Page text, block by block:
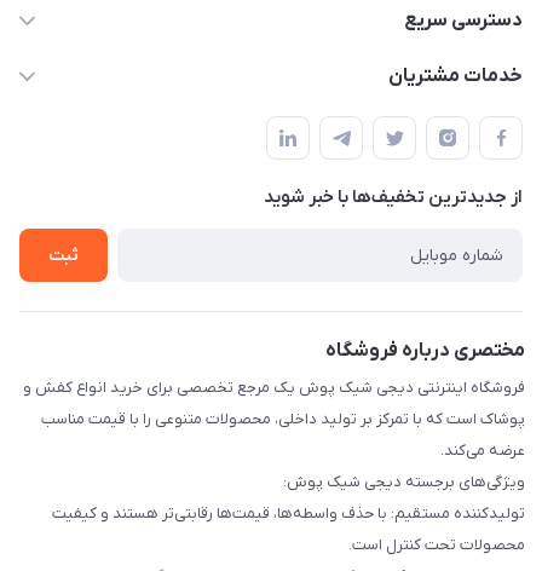
02156862270
دسترسی سریع
حساب کاربری
لیست محصولات
درباره ما
خدمات مشتریان
قوانین و مقررات
حریم خصوصی
راهنما
از جدید‌ترین تخفیف‌ها با‌ خبر شوید
ثبت
مختصری درباره فروشگاه
فروشگاه اینترنتی دیجی شیک پوش یک مرجع تخصصی برای خرید انواع کفش و
پوشاک است که با تمرکز بر تولید داخلی، محصولات متنوعی را با قیمت مناسب
عرضه می‌کند.
ویژگی‌های برجسته دیجی شیک پوش:
تولیدکننده مستقیم: با حذف واسطه‌ها، قیمت‌ها رقابتی‌تر هستند و کیفیت
محصولات تحت کنترل است.